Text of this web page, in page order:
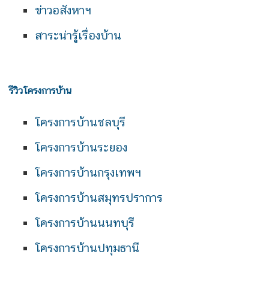
ข่าวอสังหาฯ
สาระน่ารู้เรื่องบ้าน
รีวิวโครงการบ้าน
โครงการบ้านชลบุรี
โครงการบ้านระยอง
โครงการบ้านกรุงเทพฯ
โครงการบ้านสมุทรปราการ
โครงการบ้านนนทบุรี
โครงการบ้านปทุมธานี